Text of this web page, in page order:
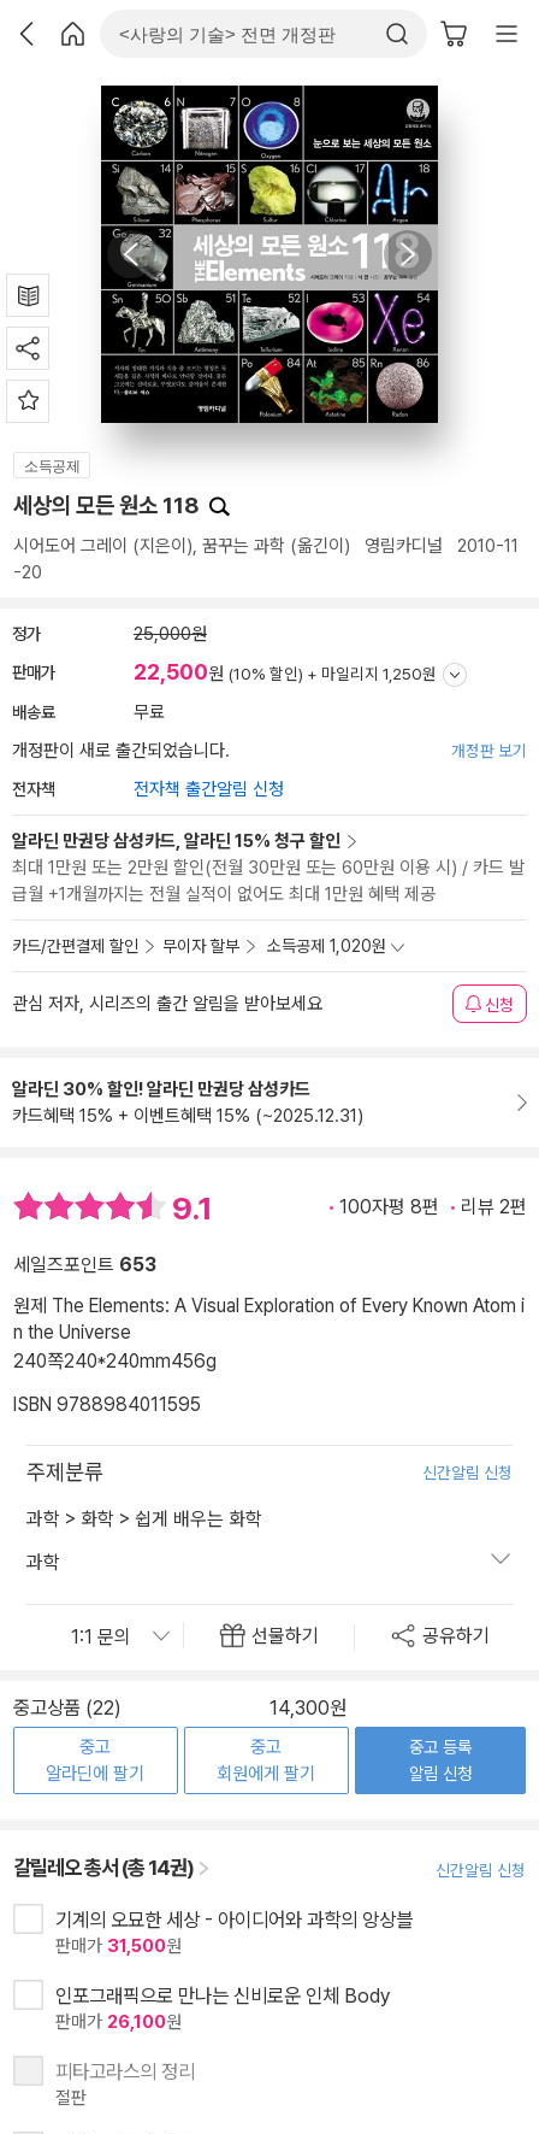
소득공제
세상의 모든 원소 118
시어도어 그레이 (지은이), 꿈꾸는 과학 (옮긴이) 영림카디널 2010-11
-20
정가 25,000원
판매가 22,500원 (10% 할인) + 마일리지 1,250원
배송료
무료
개정판이 새로 출간되었습니다.
개정판 보기
전자책 전자책 출간알림 신청
알라딘 만권당 삼성카드, 알라딘 15% 청구 할인
최대 1만원 또는 2만원 할인(전월 30만원 또는 60만원 이용 시) / 카드 발
급월 +1개월까지는 전월 실적이 없어도 최대 1만원 혜택 제공
카드/간편결제 할인 무이자 할부 소득공제 1,020원
관심 저자, 시리즈의 출간 알림을 받아보세요 신청
알라딘 30% 할인! 알라딘 만권당 삼성카드
카드혜택 15% + 이벤트혜택 15% (~2025.12.31)
9.1 100자평 8편 리뷰 2편
세일즈포인트 653
원제 The Elements: A Visual Exploration of Every Known Atom i
n the Universe
240쪽240*240mm456g
ISBN 9788984011595
주제분류 신간알림 신청
과학 > 화학 > 쉽게 배우는 화학
과학
선물하기 공유하기
중고상품 (22) 14,300원
중고
알라딘에 팔기
중고
회원에게 팔기
중고 등록
알림 신청
갈릴레오 총서 (총 14권) 신간알림 신청
기계의 오묘한 세상 - 아이디어와 과학의 앙상블
판매가 31,500원
인포그래픽으로 만나는 신비로운 인체 Body
판매가 26,100원
피타고라스의 정리
절판